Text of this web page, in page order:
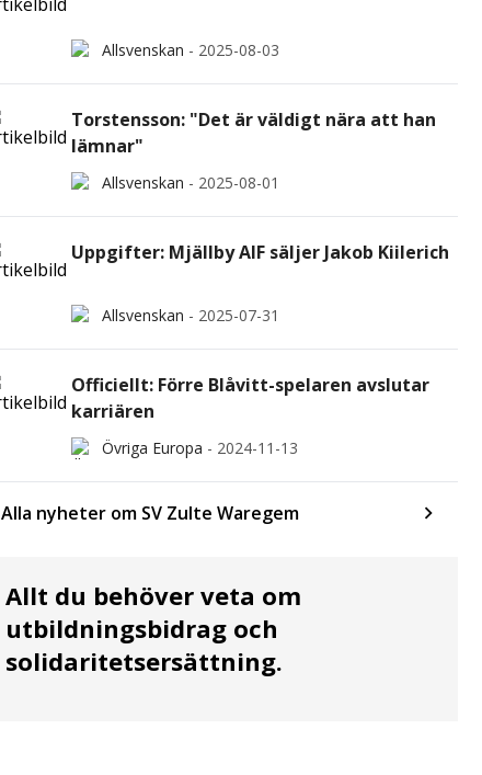
Allsvenskan - 2025-08-03
Torstensson: "Det är väldigt nära att han
lämnar"
Allsvenskan - 2025-08-01
Uppgifter: Mjällby AIF säljer Jakob Kiilerich
Allsvenskan - 2025-07-31
Officiellt: Förre Blåvitt-spelaren avslutar
karriären
Övriga Europa - 2024-11-13
Alla nyheter om SV Zulte Waregem
Allt du behöver veta om
utbildningsbidrag och
solidaritetsersättning.